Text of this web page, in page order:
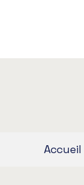
Accueil